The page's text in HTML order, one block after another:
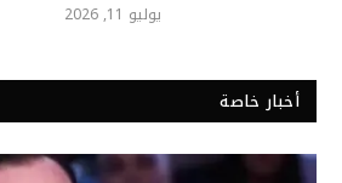
يوليو 11, 2026
أخبار خاصة